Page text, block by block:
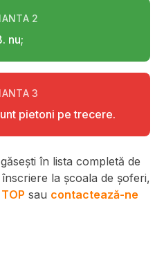
2
nu;
3
pietoni pe trecere.
în lista completă de
la școala de șoferi,
sau contactează-ne